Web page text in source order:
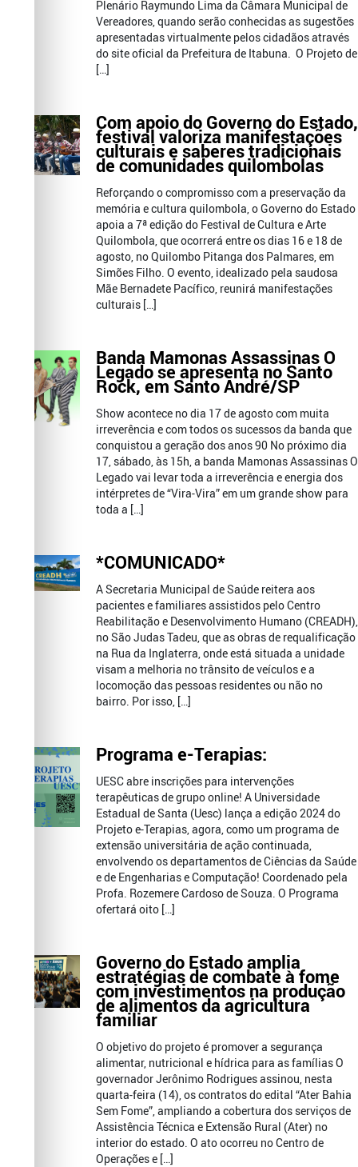
Plenário Raymundo Lima da Câmara Municipal de
Vereadores, quando serão conhecidas as sugestões
apresentadas virtualmente pelos cidadãos através
do site oficial da Prefeitura de Itabuna. O Projeto de
[…]
Com apoio do Governo do Estado,
festival valoriza manifestações
culturais e saberes tradicionais
de comunidades quilombolas
Reforçando o compromisso com a preservação da
memória e cultura quilombola, o Governo do Estado
apoia a 7ª edição do Festival de Cultura e Arte
Quilombola, que ocorrerá entre os dias 16 e 18 de
agosto, no Quilombo Pitanga dos Palmares, em
Simões Filho. O evento, idealizado pela saudosa
Mãe Bernadete Pacífico, reunirá manifestações
culturais […]
Banda Mamonas Assassinas O
Legado se apresenta no Santo
Rock, em Santo André/SP
Show acontece no dia 17 de agosto com muita
irreverência e com todos os sucessos da banda que
conquistou a geração dos anos 90 No próximo dia
17, sábado, às 15h, a banda Mamonas Assassinas O
Legado vai levar toda a irreverência e energia dos
intérpretes de “Vira-Vira” em um grande show para
toda a […]
*COMUNICADO*
A Secretaria Municipal de Saúde reitera aos
pacientes e familiares assistidos pelo Centro
Reabilitação e Desenvolvimento Humano (CREADH),
no São Judas Tadeu, que as obras de requalificação
na Rua da Inglaterra, onde está situada a unidade
visam a melhoria no trânsito de veículos e a
locomoção das pessoas residentes ou não no
bairro. Por isso, […]
Programa e-Terapias:
UESC abre inscrições para intervenções
terapêuticas de grupo online! A Universidade
Estadual de Santa (Uesc) lança a edição 2024 do
Projeto e-Terapias, agora, como um programa de
extensão universitária de ação continuada,
envolvendo os departamentos de Ciências da Saúde
e de Engenharias e Computação! Coordenado pela
Profa. Rozemere Cardoso de Souza. O Programa
ofertará oito […]
Governo do Estado amplia
estratégias de combate à fome
com investimentos na produção
de alimentos da agricultura
familiar
O objetivo do projeto é promover a segurança
alimentar, nutricional e hídrica para as famílias O
governador Jerônimo Rodrigues assinou, nesta
quarta-feira (14), os contratos do edital “Ater Bahia
Sem Fome”, ampliando a cobertura dos serviços de
Assistência Técnica e Extensão Rural (Ater) no
interior do estado. O ato ocorreu no Centro de
Operações e […]